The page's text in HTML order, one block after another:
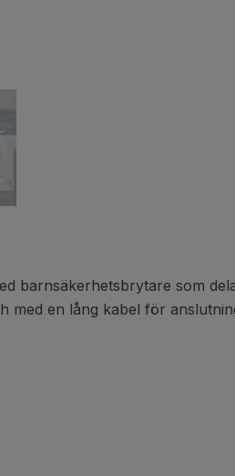
barnsäkerhetsbrytare som
en lång kabel för